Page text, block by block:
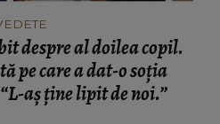
despre al doilea copil.
pe care a dat-o soția
aș ține lipit de noi.”